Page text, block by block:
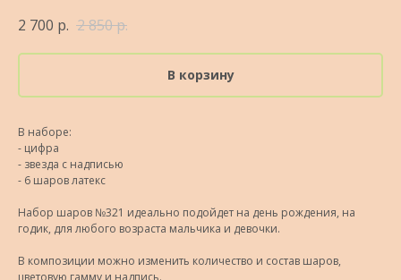
2 700 р. 2 850р.
В корзину
В наборе:
- цифра
- звезда с надписью
- 6 шаров латекс
Набор шаров №321 идеально подойдет на день рождения, на
годик, для любого возраста мальчика и девочки.
В композиции можно изменить количество и состав шаров,